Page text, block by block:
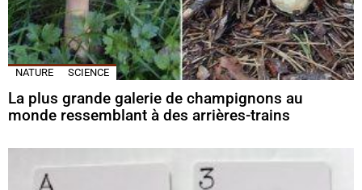
NATURE SCIENCE
La plus grande galerie de champignons au
monde ressemblant à des arrières-trains